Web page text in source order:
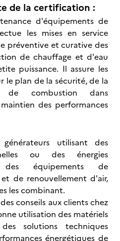
de la certification :
d'équipements de
les mises en service
préventive et curative des
de chauffage et d'eau
puissance. Il assure les
le plan de la sécurité, de la
combustion dans
des performances
utilisant des
ou des énergies
des équipements de
de renouvellement d'air,
les combinant.
conseils aux clients chez
utilisation des matériels
solutions techniques
énergétiques de